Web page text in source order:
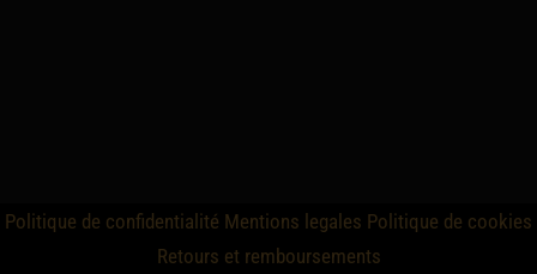
Politique de confidentialité Mentions legales Politique de cookies
Retours et remboursements